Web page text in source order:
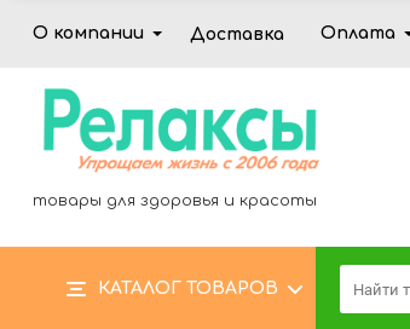
О компании Доставка Оплата
товары для здоровья и красоты
КАТАЛОГ ТОВАРОВ